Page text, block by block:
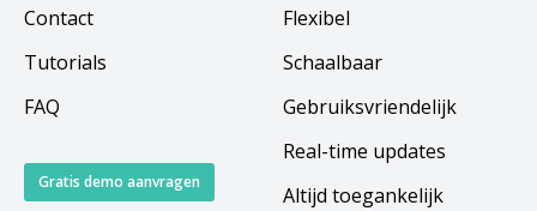
Contact
Tutorials
FAQ
Gratis demo aanvragen
Flexibel
Schaalbaar
Gebruiksvriendelijk
Real-time updates
Altijd toegankelijk